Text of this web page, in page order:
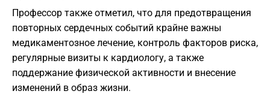
Профессор также отметил, что для предотвращения
повторных сердечных событий крайне важны
медикаментозное лечение, контроль факторов риска,
регулярные визиты к кардиологу, а также
поддержание физической активности и внесение
изменений в образ жизни.